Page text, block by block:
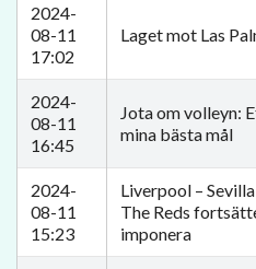
2024-
08-11
17:02
Laget mot Las
2024-
08-11
16:45
Jota om volleyn:
mina bästa mål
2024-
08-11
15:23
Liverpool –
The Reds
imponera